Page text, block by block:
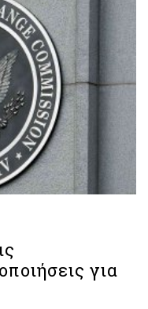
για